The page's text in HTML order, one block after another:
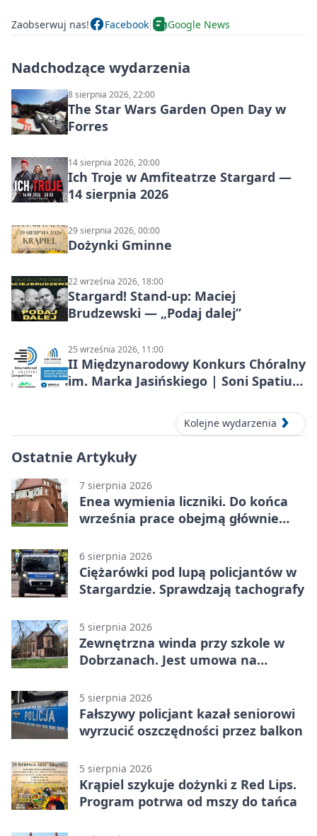
Zaobserwuj nas! Facebook Google News
Nadchodzące wydarzenia
8 sierpnia 2026, 22:00
The Star Wars Garden Open Day w
Forres
14 sierpnia 2026, 20:00
Ich Troje w Amfiteatrze Stargard —
14 sierpnia 2026
29 sierpnia 2026, 00:00
Dożynki Gminne
22 września 2026, 18:00
Stargard! Stand-up: Maciej
Brudzewski — „Podaj dalej”
25 września 2026, 11:00
II Międzynarodowy Konkurs Chóralny
im. Marka Jasińskiego | Soni Spatium
Kolejne wydarzenia
Ostatnie Artykuły
7 sierpnia 2026
Enea wymienia liczniki. Do końca
września prace obejmą głównie
6 sierpnia 2026
Ciężarówki pod lupą policjantów w
Stargardzie. Sprawdzają tachografy
5 sierpnia 2026
Zewnętrzna winda przy szkole w
Dobrzanach. Jest umowa na
5 sierpnia 2026
Fałszywy policjant kazał seniorowi
wyrzucić oszczędności przez balkon
5 sierpnia 2026
Krąpiel szykuje dożynki z Red Lips.
Program potrwa od mszy do tańca